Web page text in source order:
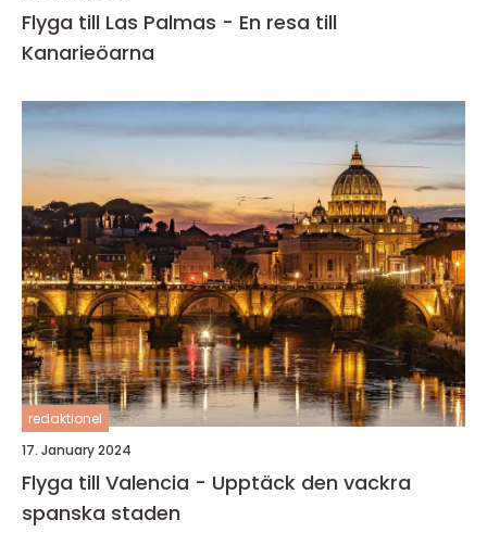
Flyga till Las Palmas - En resa till
Kanarieöarna
redaktionel
17. January 2024
Flyga till Valencia - Upptäck den vackra
spanska staden